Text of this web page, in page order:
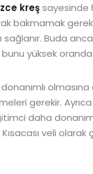
kreşsayesinde
bakmamak
sağlanır. Buda
yüksek
gerekir.
daha
veli